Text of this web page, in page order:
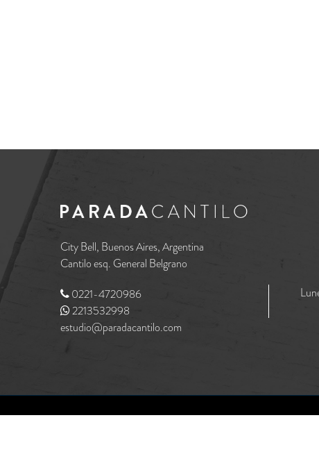
City Bell, Buenos Aires, Argentina
Cantilo esq. General Belgrano
0221-4720986
2213532998
estudio@paradacantilo.com